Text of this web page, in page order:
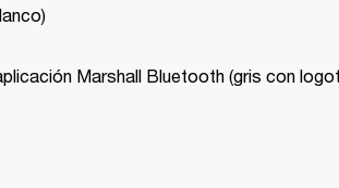
Marshall Bluetooth (gris con